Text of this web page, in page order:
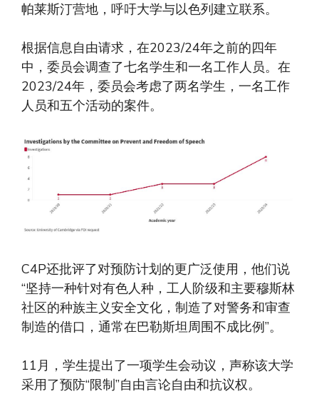
帕莱斯汀营地，呼吁大学与以色列建立联系。
根据信息自由请求，在2023/24年之前的四年
中，委员会调查了七名学生和一名工作人员。在
2023/24年，委员会考虑了两名学生，一名工作
人员和五个活动的案件。
C4P还批评了对预防计划的更广泛使用，他们说
“坚持一种针对有色人种，工人阶级和主要穆斯林
社区的种族主义安全文化，制造了对警务和审查
制造的借口，通常在巴勒斯坦周围不成比例”。
11月，学生提出了一项学生会动议，声称该大学
采用了预防“限制”自由言论自由和抗议权。